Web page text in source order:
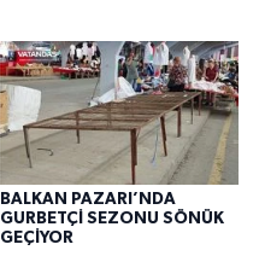
BALKAN PAZARI’NDA
GURBETÇİ SEZONU SÖNÜK
GEÇİYOR